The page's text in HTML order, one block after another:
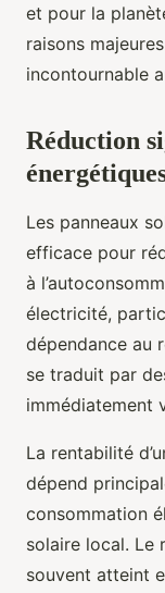
et pour la
raisons
incontournable
Réduction
Les panneaux
efficace pour
à
électricité,
dépendance au
se traduit par
immédiatement
La rentabilité
dépend
consommation
solaire local. Le
souvent atteint